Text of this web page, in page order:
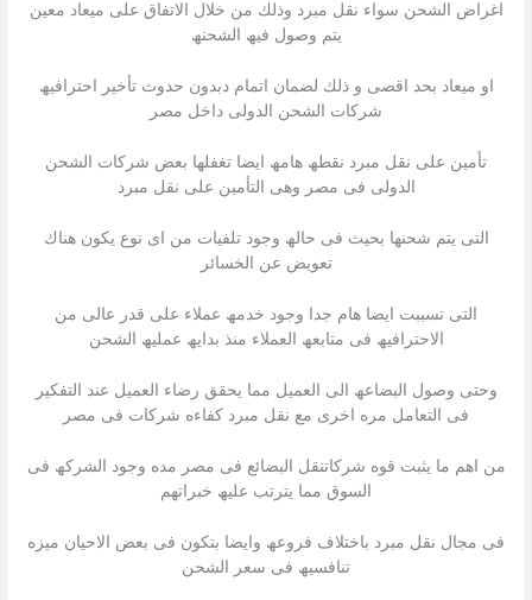
اغراض الشحن سواء نقل مبرد وذلك من خلال الاتفاق على میعاد معین
یتم وصول فیھ الشحنھ
او میعاد بحد اقصى و ذلك لضمان اتمام دبدون حدوث تأخیر احترافیھ
شركات الشحن الدولى داخل مصر
تأمین على نقل مبرد نقطھ ھامھ ایضا تغفلھا بعض شركات الشحن
الدولى فى مصر وھى التأمین على نقل مبرد
التى یتم شحنھا بحیث فى حالھ وجود تلفیات من اى نوع یكون ھناك
تعویض عن الخسائر
التى تسببت ایضا ھام جدا وجود خدمھ عملاء على قدر عالى من
الاحترافیھ فى متابعھ العملاء منذ بدایھ عملیھ الشحن
وحتى وصول البضاعھ الى العمیل مما یحقق رضاء العمیل عند التفكیر
فى التعامل مره اخرى مع نقل مبرد كفاءه شركات فى مصر
من اھم ما یثبت قوه شركاتنقل البضائع فى مصر مده وجود الشركھ فى
السوق مما یترتب علیھ خبراتھم
فى مجال نقل مبرد باختلاف فروعھ وایضا بتكون فى بعض الاحیان میزه
تنافسیھ فى سعر الشحن